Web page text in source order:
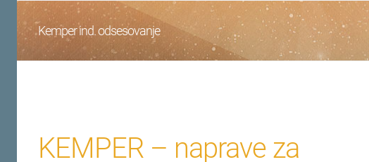
Kemper ind. odsesovanje
KEMPER – naprave za